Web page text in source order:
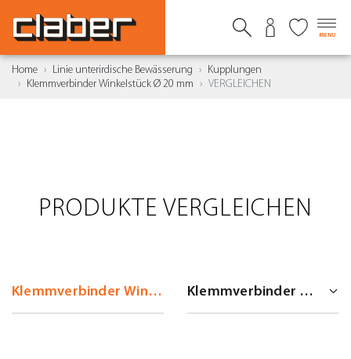
MENU
Home Linie unterirdische Bewässerung
Kupplungen
Klemmverbinder Winkelstück Ø 20 mm
VERGLEICHEN
PRODUKTE VERGLEICHEN